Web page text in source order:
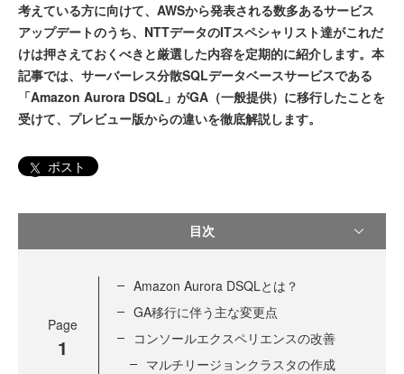
考えている方に向けて、AWSから発表される数多あるサービス
アップデートのうち、NTTデータのITスペシャリスト達がこれだ
けは押さえておくべきと厳選した内容を定期的に紹介します。本
記事では、サーバーレス分散SQLデータベースサービスである
「Amazon Aurora DSQL」がGA（一般提供）に移行したことを
受けて、プレビュー版からの違いを徹底解説します。
ポスト
目次
Page
1
Amazon Aurora DSQLとは？
GA移行に伴う主な変更点
コンソールエクスペリエンスの改善
マルチリージョンクラスタの作成